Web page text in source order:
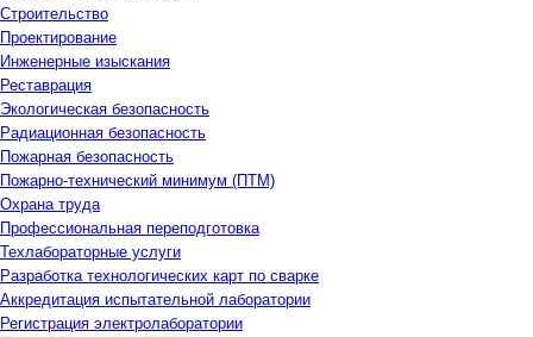
Строительство
Проектирование
Инженерные изыскания
Реставрация
Экологическая безопасность
Радиационная безопасность
Пожарная безопасность
Пожарно-технический минимум (ПТМ)
Охрана труда
Профессиональная переподготовка
Техлабораторные услуги
Разработка технологических карт по сварке
Аккредитация испытательной лаборатории
Регистрация электролаборатории